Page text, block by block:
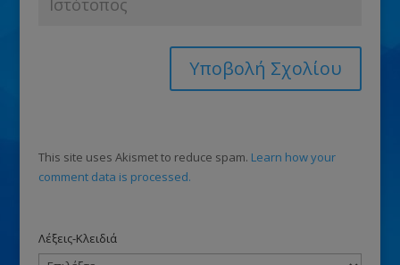
This site uses Akismet to reduce spam. Learn how your
comment data is processed.
Λέξεις-Κλειδιά